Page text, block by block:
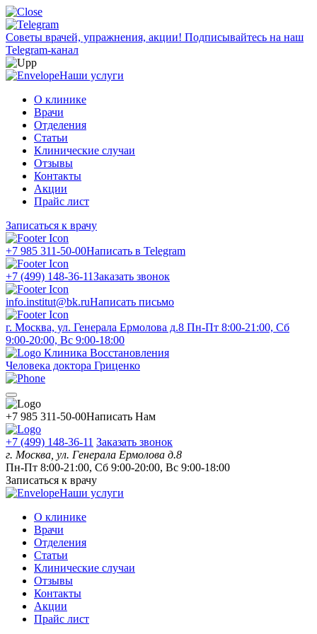
Советы врачей, упражнения, акции! Подписывайтесь на наш
Telegram-канал
Наши услуги
О клинике
Врачи
Отделения
Статьи
Клинические случаи
Отзывы
Контакты
Акции
Прайс лист
Записаться к врачу
+7 985 311-50-00Написать в Telegram
+7 (499) 148-36-11Заказать звонок
info.institut@bk.ruНаписать письмо
г. Москва, ул. Генерала Ермолова д.8 Пн-Пт 8:00-21:00, Сб
9:00-20:00, Вс 9:00-18:00
Клиника Восстановления
Человека доктора Гриценко
+7 985 311-50-00Написать Нам
+7 (499) 148-36-11 Заказать звонок
г. Москва, ул. Генерала Ермолова д.8
Пн-Пт 8:00-21:00, Сб 9:00-20:00, Вс 9:00-18:00
Записаться к врачу
Наши услуги
О клинике
Врачи
Отделения
Статьи
Клинические случаи
Отзывы
Контакты
Акции
Прайс лист